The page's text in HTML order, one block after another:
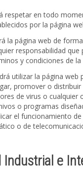
respetar en todo
por la página
la página web de
responsabilidad que
y condiciones de la
utilizar la página web
promover o
de virus o cualquier
o programas
el funcionamiento
o de
Industrial e